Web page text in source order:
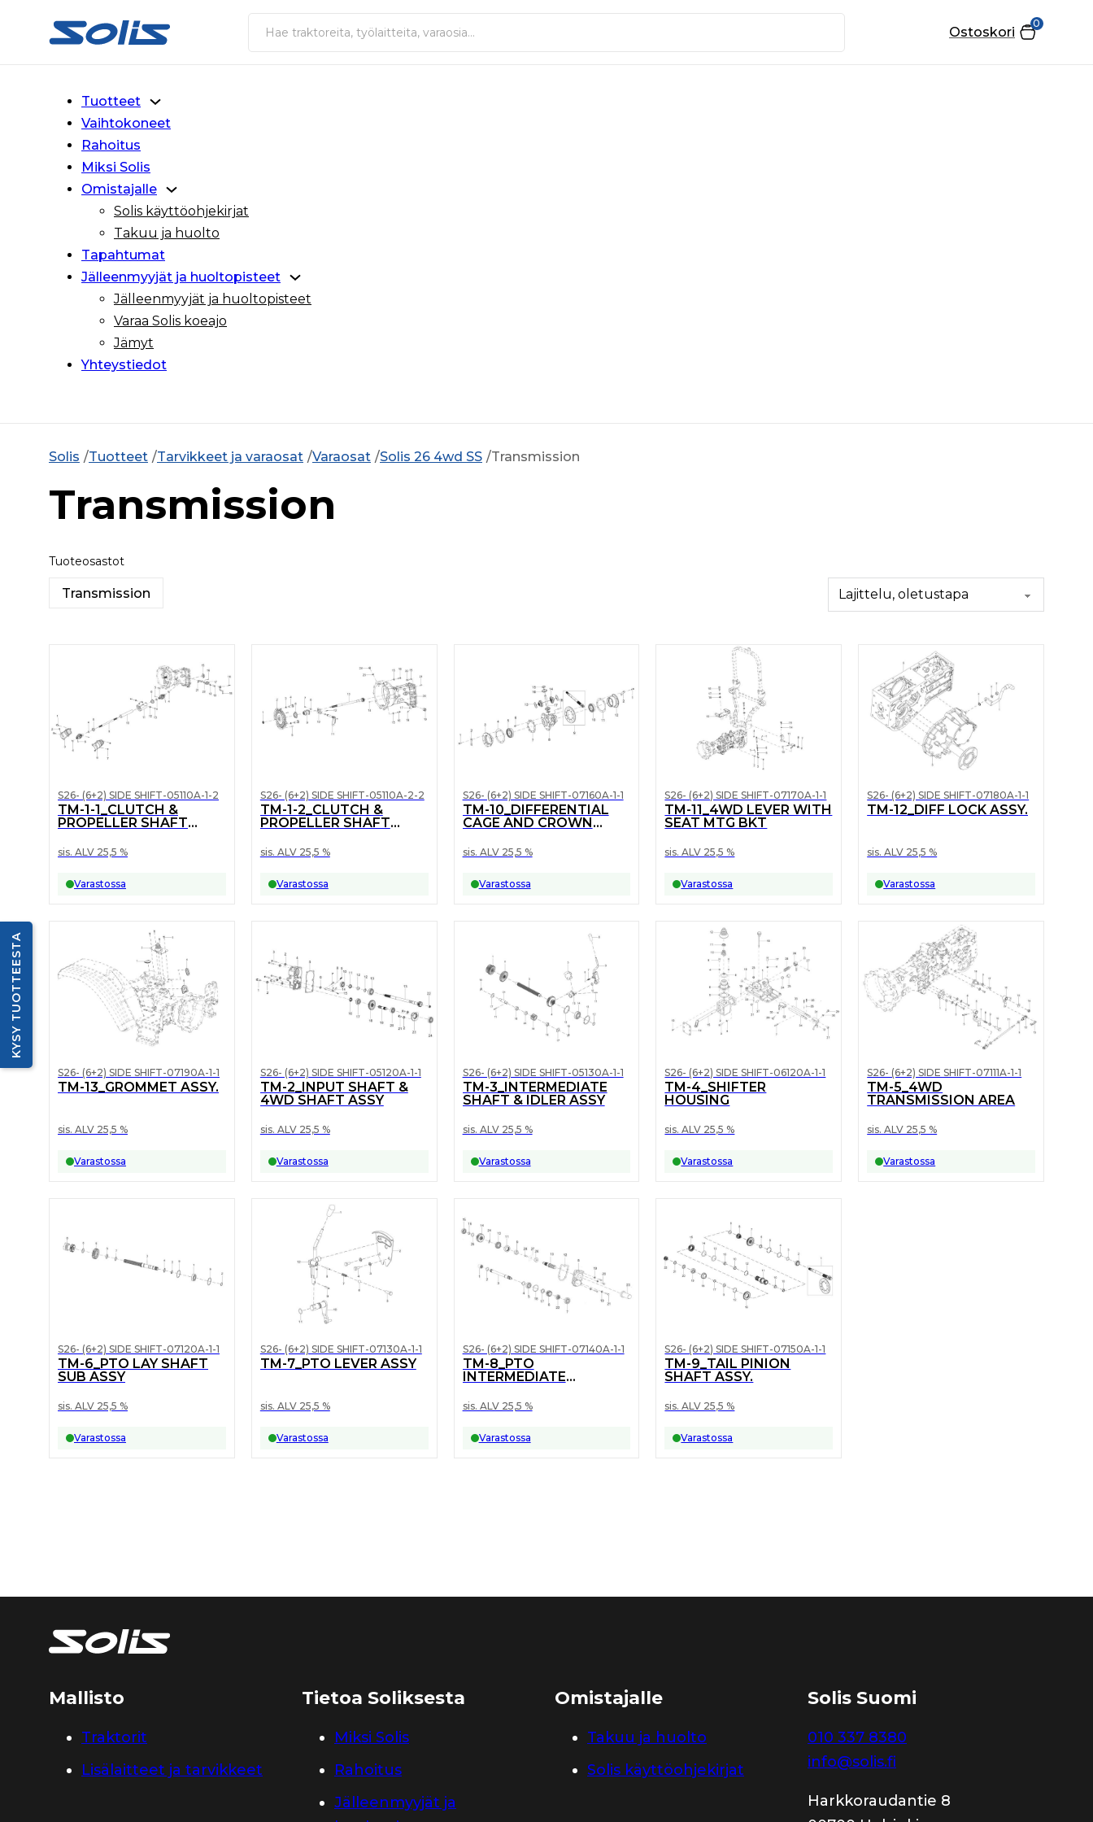
Siirry pääsisältöön
Siirry alatunnisteeseen
Haku
0
Ostoskori
Tuotteet
Vaihtokoneet
Rahoitus
Miksi Solis
Omistajalle
Solis käyttöohjekirjat
Takuu ja huolto
Tapahtumat
Jälleenmyyjät ja huoltopisteet
Jälleenmyyjät ja huoltopisteet
Varaa Solis koeajo
Jämyt
Yhteystiedot
Solis Tuotteet Tarvikkeet ja varaosat Varaosat Solis 26 4wd SS Transmission
Transmission
Tuoteosastot
Transmission
S26- (6+2) SIDE SHIFT-05110A-1-2
TM-1-1_CLUTCH &
PROPELLER SHAFT
sis. ALV 25,5 %
Varastossa
S26- (6+2) SIDE SHIFT-05110A-2-2
TM-1-2_CLUTCH &
PROPELLER SHAFT
sis. ALV 25,5 %
Varastossa
S26- (6+2) SIDE SHIFT-07160A-1-1
TM-10_DIFFERENTIAL
CAGE AND CROWN
sis. ALV 25,5 %
Varastossa
S26- (6+2) SIDE SHIFT-07170A-1-1
TM-11_4WD LEVER WITH
SEAT MTG BKT
sis. ALV 25,5 %
Varastossa
S26- (6+2) SIDE SHIFT-07180A-1-1
TM-12_DIFF LOCK ASSY.
sis. ALV 25,5 %
Varastossa
S26- (6+2) SIDE SHIFT-07190A-1-1
TM-13_GROMMET ASSY.
sis. ALV 25,5 %
Varastossa
S26- (6+2) SIDE SHIFT-05120A-1-1
TM-2_INPUT SHAFT &
4WD SHAFT ASSY
sis. ALV 25,5 %
Varastossa
S26- (6+2) SIDE SHIFT-05130A-1-1
TM-3_INTERMEDIATE
SHAFT & IDLER ASSY
sis. ALV 25,5 %
Varastossa
S26- (6+2) SIDE SHIFT-06120A-1-1
TM-4_SHIFTER
HOUSING
sis. ALV 25,5 %
Varastossa
S26- (6+2) SIDE SHIFT-07111A-1-1
TM-5_4WD
TRANSMISSION AREA
sis. ALV 25,5 %
Varastossa
S26- (6+2) SIDE SHIFT-07120A-1-1
TM-6_PTO LAY SHAFT
SUB ASSY
sis. ALV 25,5 %
Varastossa
S26- (6+2) SIDE SHIFT-07130A-1-1
TM-7_PTO LEVER ASSY
sis. ALV 25,5 %
Varastossa
S26- (6+2) SIDE SHIFT-07140A-1-1
TM-8_PTO
INTERMEDIATE
COVER ASSY
sis. ALV 25,5 %
Varastossa
S26- (6+2) SIDE SHIFT-07150A-1-1
TM-9_TAIL PINION
SHAFT ASSY.
sis. ALV 25,5 %
Varastossa
Mallisto
Traktorit
Lisälaitteet ja tarvikkeet
Tietoa Soliksesta
Miksi Solis
Rahoitus
Jälleenmyyjät ja
Omistajalle
Takuu ja huolto
Solis käyttöohjekirjat
Solis Suomi
010 337 8380
info@solis.fi
Harkkoraudantie 8
KYSY TUOTTEESTA